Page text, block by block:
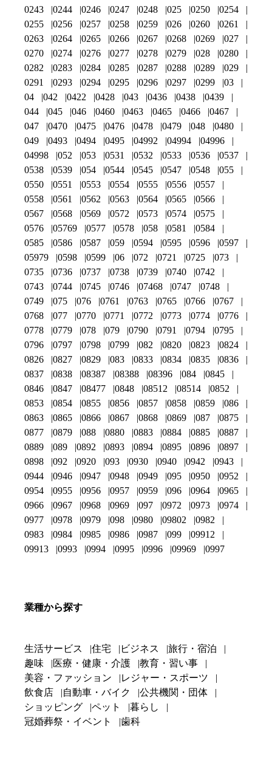
0243
0244 0246 0247 0248 025 0250
0254
0255
0256 0257 0258 0259 026 0260
0261
0263
0264 0265 0266 0267 0268 0269
027
0270
0274 0276 0277 0278 0279 028
0280
0282
0283 0284 0285 0287 0288 0289
029
0291
0293 0294 0295 0296 0297 0299
03
04
042 0422 0428 043 0436 0438
0439
044
045 046 0460 0463 0465 0466
0467
047
0470 0475 0476 0478 0479 048
0480
049
0493 0494 0495 04992 04994
04996
04998
052 053 0531 0532 0533 0536
0537
0538
0539 054 0544 0545 0547 0548
055
0550
0551 0553 0554 0555 0556
0557
0558
0561 0562 0563 0564 0565
0566
0567
0568 0569 0572 0573 0574
0575
0576
05769 0577 0578 058 0581
0584
0585
0586 0587 059 0594 0595 0596
0597
05979
0598 0599 06 072 0721 0725
073
0735
0736 0737 0738 0739 0740
0742
0743
0744 0745 0746 07468 0747
0748
0749
075 076 0761 0763 0765 0766
0767
0768
077 0770 0771 0772 0773 0774
0776
0778
0779 078 079 0790 0791 0794
0795
0796
0797 0798 0799 082 0820 0823
0824
0826
0827 0829 083 0833 0834 0835
0836
0837
0838 08387 08388 08396 084
0845
0846
0847 08477 0848 08512 08514
0852
0853
0854 0855 0856 0857 0858 0859
086
0863
0865 0866 0867 0868 0869 087
0875
0877
0879 088 0880 0883 0884 0885
0887
0889
089 0892 0893 0894 0895 0896
0897
0898
092 0920 093 0930 0940 0942
0943
0944
0946 0947 0948 0949 095 0950
0952
0954
0955 0956 0957 0959 096 0964
0965
0966
0967 0968 0969 097 0972 0973
0974
0977
0978 0979 098 0980 09802
0982
0983
0984 0985 0986 0987 099
09912
09913
0993 0994 0995 0996 09969 0997
業種から探す
生活サービス 住宅 ビジネス
旅行・宿泊
趣味
医療・健康・介護
教育・習い事
美容・ファッション
レジャー・スポーツ
飲食店
自動車・バイク
公共機関・団体
ショッピング
ペット
暮らし
冠婚葬祭・イベント
歯科